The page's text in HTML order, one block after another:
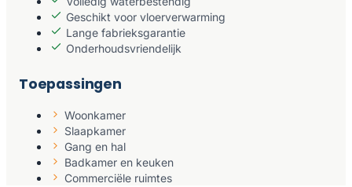
Geschikt voor vloerverwarming
Lange fabrieksgarantie
Onderhoudsvriendelijk
Toepassingen
Woonkamer
Slaapkamer
Gang en hal
Badkamer en keuken
Commerciële ruimtes